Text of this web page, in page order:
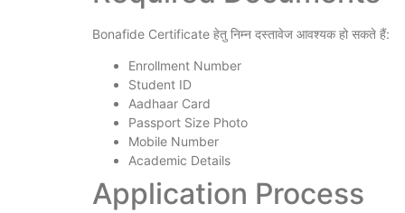
Bonafide Certificate हेतु निम्न दस्तावेज आवश्यक हो सकते हैं:
Enrollment Number
Student ID
Aadhaar Card
Passport Size Photo
Mobile Number
Academic Details
Application Process